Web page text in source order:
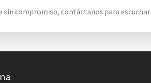
compromiso, contáctanos para escuchar